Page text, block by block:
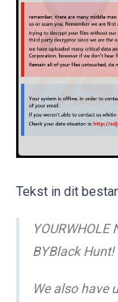
Tekst in dit
YOURWHOLE
BYBlack Hunt!
We also have